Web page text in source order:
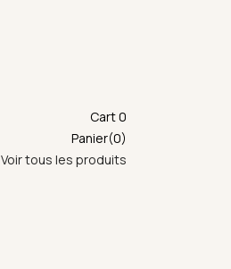
Cart0
Panier(0)
Voir tous les produits